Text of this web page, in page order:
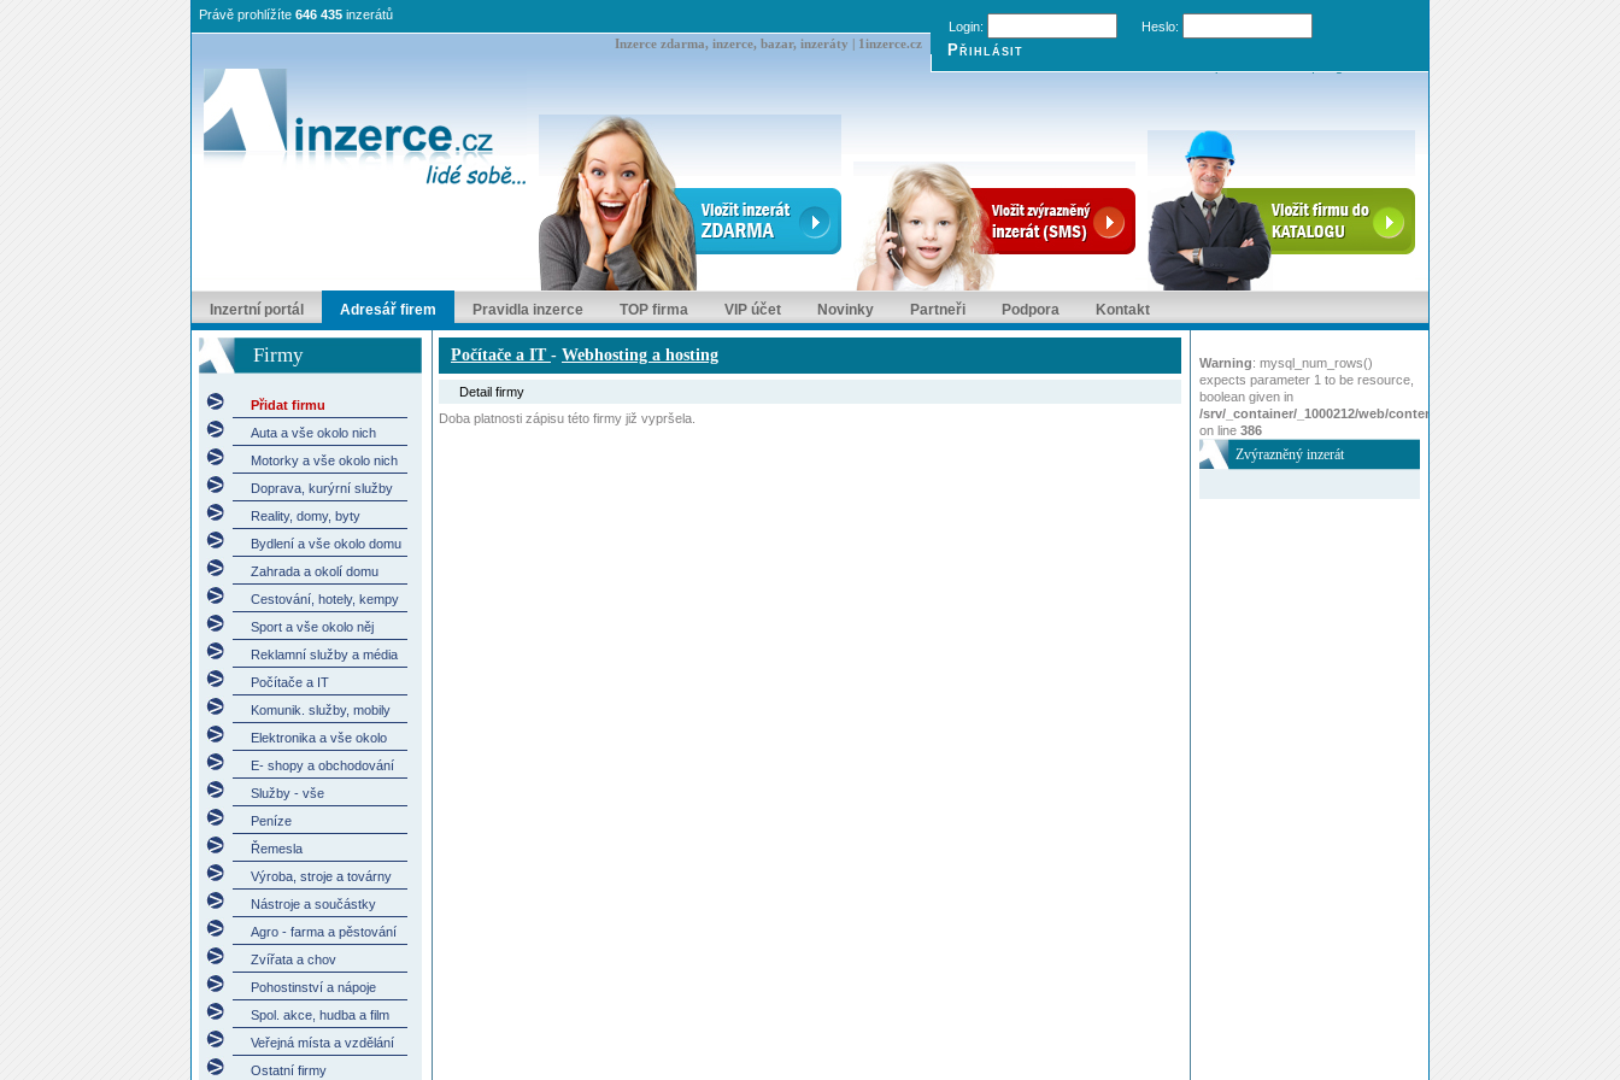
Inzerce zdarma, inzerce, bazar, inzeráty | 1inzerce.cz
Právě prohlížíte 646 435 inzerátů
Login:
Heslo:
Inzertní portál Adresář firem Pravidla inzerce TOP firma VIP účet Novinky Partneři Podpora Kontakt
Firmy
Přidat firmu
Auta a vše okolo nich
Motorky a vše okolo nich
Doprava, kurýrní služby
Reality, domy, byty
Bydlení a vše okolo domu
Zahrada a okolí domu
Cestování, hotely, kempy
Sport a vše okolo něj
Reklamní služby a média
Počítače a IT
Komunik. služby, mobily
Elektronika a vše okolo
E- shopy a obchodování
Služby - vše
Peníze
Řemesla
Výroba, stroje a továrny
Nástroje a součástky
Agro - farma a pěstování
Zvířata a chov
Pohostinství a nápoje
Spol. akce, hudba a film
Veřejná místa a vzdělání
Ostatní firmy
Počítače a IT - Webhosting a hosting
Detail firmy
Doba platnosti zápisu této firmy již vypršela.
Warning: mysql_num_rows()
expects parameter 1 to be resource,
boolean given in
/srv/_container/_1000212/web/content/www/index.php
on line 386
Zvýrazněný inzerát